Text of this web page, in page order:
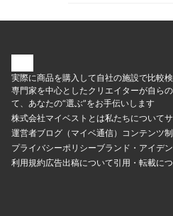
実際に商品を購入して自社の施設で比較検
専門家を中心としたクリエイターが自ら
て、あなたの“選ぶ”をお手伝いします
株式会社マイベストとは私たちについて
運営者ブログ（マイベ通信） コンテンツ
プライバシーポリシーブランド・アイデ
利用規約広告出稿について引用・転載に